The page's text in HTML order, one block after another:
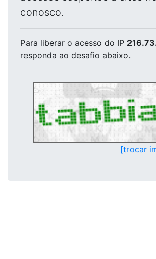
conosco.
Para liberar o acesso do IP
responda ao desafio abaixo.
[trocar